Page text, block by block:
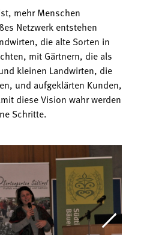
mehr Menschen
Netzwerk entstehen
die alte Sorten in
mit Gärtnern, die als
kleinen Landwirten, die
und aufgeklärten Kunden,
diese Vision wahr werden
Schritte.